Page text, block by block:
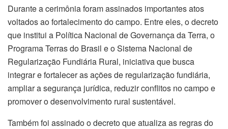
Durante a cerimônia foram assinados importantes atos
voltados ao fortalecimento do campo. Entre eles, o decreto
que institui a Política Nacional de Governança da Terra, o
Programa Terras do Brasil e o Sistema Nacional de
Regularização Fundiária Rural, iniciativa que busca
integrar e fortalecer as ações de regularização fundiária,
ampliar a segurança jurídica, reduzir conflitos no campo e
promover o desenvolvimento rural sustentável.
Também foi assinado o decreto que atualiza as regras do